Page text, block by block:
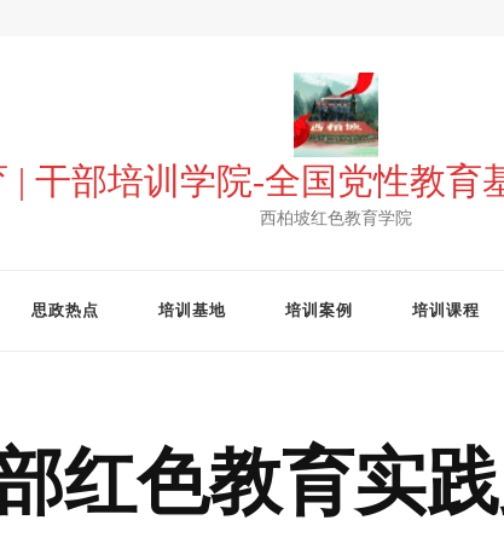
| 干部培训学院-全国党性教育
西柏坡红色教育学院
思政热点 培训基地 培训案例 培训课程
红色教育实